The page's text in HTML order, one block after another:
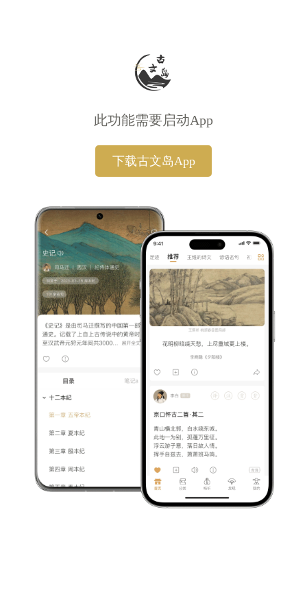
此功能需要启动App
下载古文岛App